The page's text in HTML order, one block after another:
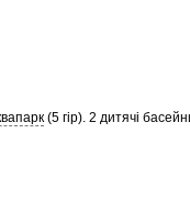
(5 гір). 2 дитячі